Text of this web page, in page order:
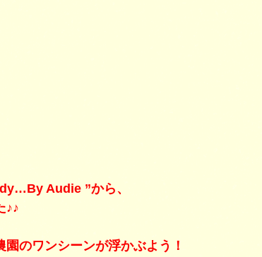
Audie ”から、
♪♪
のワンシーンが浮かぶよう！